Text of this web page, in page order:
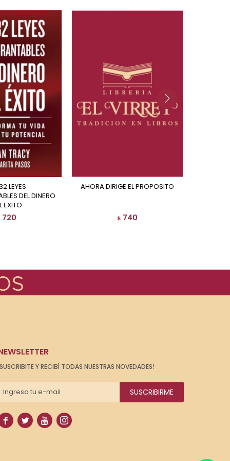
DEL DINERO
EXITO
720
AHORA DIRIGE EL PROPOSITO
$ 740
Y RECIBÍ TODAS NUESTRAS NOVEDADES!
SUSCRIBIRME
   